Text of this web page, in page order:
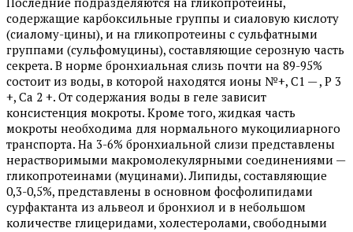
содержащие карбоксильные группы и сиаловую кислоту
(сиалому-цины), и на гликопротеины с сульфатными
группами (сульфомуцины), составляющие серозную часть
секрета. В норме бронхиальная слизь почти на 89-95%
состоит из воды, в которой находятся ионы №+, С1 — , Р 3
+, Са 2 +. От содержания воды в геле зависит
консистенция мокроты. Кроме того, жидкая часть
мокроты необходима для нормального мукоцилиарного
транспорта. На 3-6% бронхиальной слизи представлены
нерастворимыми макромолекулярными соединениями —
гликопротеинами (муцинами). Липиды, составляющие
0,3-0,5%, представлены в основном фосфолипидами
сурфактанта из альвеол и бронхиол и в небольшом
количестве глицеридами, холестеролами, свободными